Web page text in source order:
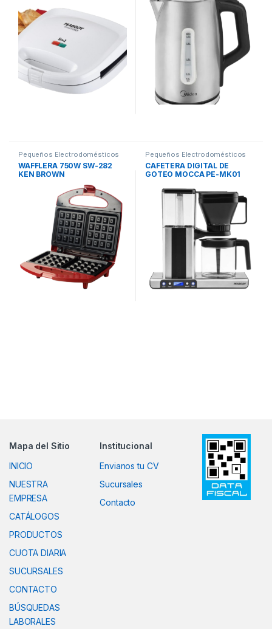
Pequeños Electrodomésticos
WAFFLERA 750W SW-282
KEN BROWN
Pequeños Electrodomésticos
CAFETERA DIGITAL DE
GOTEO MOCCA PE-MK01
Mapa del Sitio
INICIO
NUESTRA
EMPRESA
CATÁLOGOS
PRODUCTOS
CUOTA DIARIA
SUCURSALES
CONTACTO
BÚSQUEDAS
LABORALES
Institucional
Envianos tu CV
Sucursales
Contacto